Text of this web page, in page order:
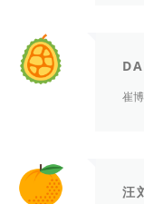
崔
汪